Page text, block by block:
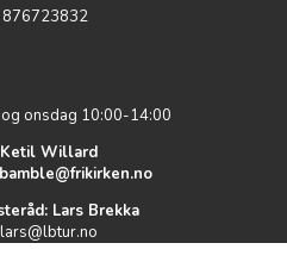
876723832
onsdag 10:00-14:00
Ketil Willard
Lars Brekka
lars@lbtur.no